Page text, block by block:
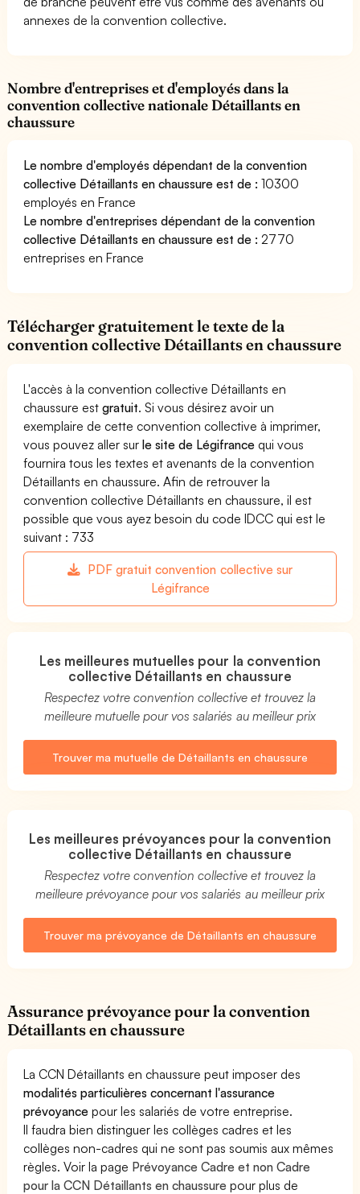
annexes de la convention collective.
Nombre d'entreprises et d'employés dans la
convention collective nationale Détaillants en
chaussure
Le nombre d'employés dépendant de la convention
collective Détaillants en chaussure est de :10300
employés en France
Le nombre d'entreprises dépendant de la convention
collective Détaillants en chaussure est de : 2770
entreprises en France
Télécharger gratuitement le texte de la
convention collective Détaillants en chaussure
L'accès à la convention collective Détaillants en
chaussure estgratuit. Si vous désirez avoir un
exemplaire de cette convention collective à imprimer,
vous pouvez aller surle site de Légifrance qui vous
fournira tous les textes et avenants de la convention
Détaillants en chaussure. Afin de retrouver la
convention collective Détaillants en chaussure, il est
possible que vous ayez besoin du code IDCC qui est le
suivant : 733
PDF gratuit convention collective sur
Légifrance
Les meilleures mutuelles pour la convention
collective Détaillants en chaussure
Respectez votre convention collective et trouvez la
meilleure mutuelle pour vos salariés au meilleur prix
Trouver ma mutuelle de Détaillants en chaussure
Les meilleures prévoyances pour la convention
collective Détaillants en chaussure
Respectez votre convention collective et trouvez la
meilleure prévoyance pour vos salariés au meilleur prix
Trouver ma prévoyance de Détaillants en chaussure
Assurance prévoyance pour la convention
Détaillants en chaussure
La CCN Détaillants en chaussure peut imposer des
modalités particulières concernant l'assurance
prévoyance pour les salariés de votre entreprise.
Il faudra bien distinguer les collèges cadres et les
collèges non-cadres qui ne sont pas soumis aux mêmes
règles. Voir la page Prévoyance Cadre et non Cadre
pour la CCN Détaillants en chaussure pour plus de